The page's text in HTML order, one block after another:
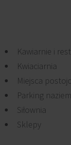
Kawiarnie i
Kwiaciarnia
Miejsca
Parking
Siłownia
Sklepy